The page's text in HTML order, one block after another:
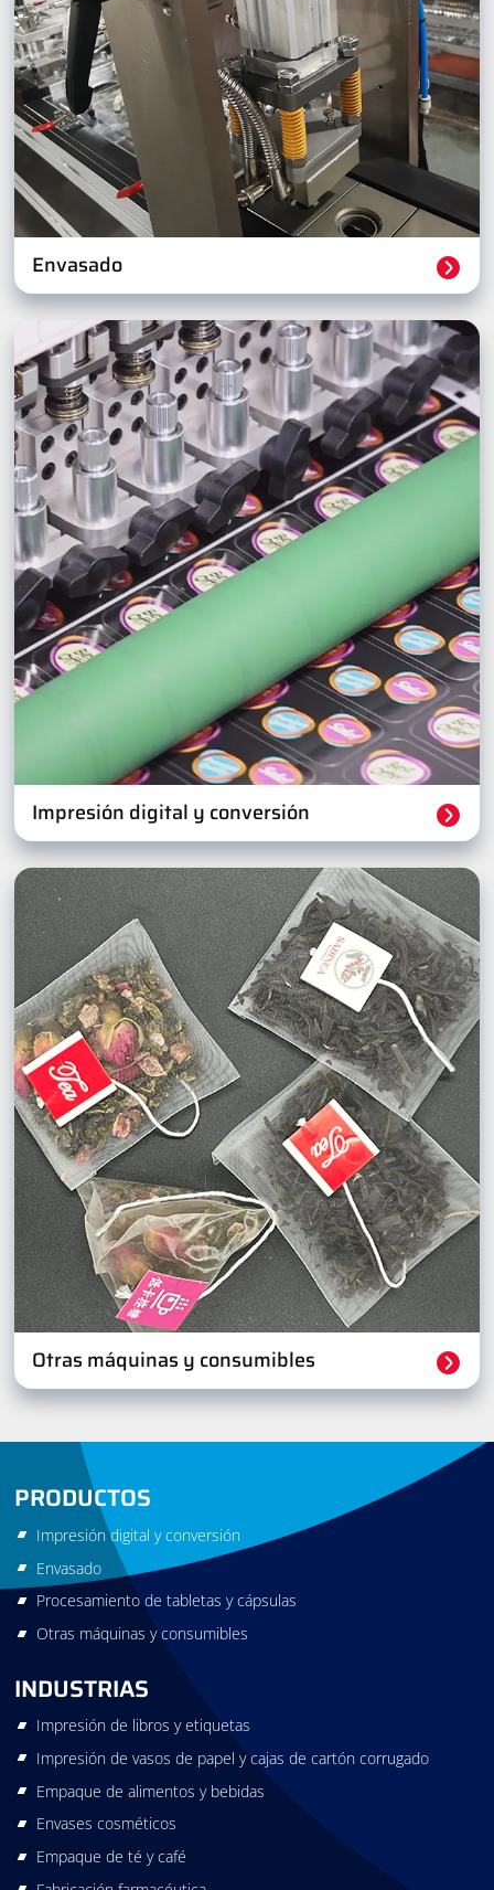
Envasado
Impresión digital y conversión
Otras máquinas y consumibles
PRODUCTOS
Impresión digital y conversión
Envasado
Procesamiento de tabletas y cápsulas
Otras máquinas y consumibles
INDUSTRIAS
Impresión de libros y etiquetas
Impresión de vasos de papel y cajas de cartón corrugado
Empaque de alimentos y bebidas
Envases cosméticos
Empaque de té y café